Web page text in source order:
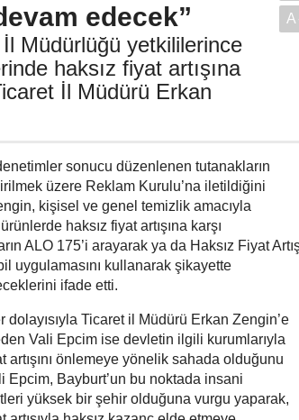
edecek”
Müdürlüğü yetkililerince
haksız fiyat artışına
İl Müdürü Erkan
sonucu düzenlenen tutanakların
üzere Reklam Kurulu’na iletildiğini
kişisel ve genel temizlik amacıyla
haksız fiyat artışına karşı
ALO 175’i arayarak ya da Haksız Fiyat
uygulamasını kullanarak şikayette
ifade etti.
dolayısıyla Ticaret il Müdürü Erkan Zengin’e
Vali Epcim ise devletin ilgili kurumlarıyla
artışını önlemeye yönelik sahada olduğunu
Epcim, Bayburt’un bu noktada insani
yüksek bir şehir olduğuna vurgu yaparak,